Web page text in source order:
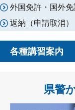
外国免許・国外
返納（申請取消
各種講習案内
県警